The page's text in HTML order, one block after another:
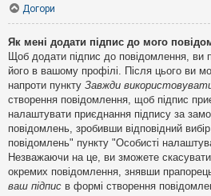
Догори
Як мені додати підпис до мого
Щоб додати підпис до повідомлення, ви
його в вашому профілі. Після цього ви
напроти пункту Завжди
створення повідомлення, щоб підпис
налаштувати приєднання підпису за
повідомлень, зробивши відповідний
повідомлень" пункту "Особисті
Незважаючи на це, ви зможете
окремих повідомлення, знявши
ваш підпис в формі створення